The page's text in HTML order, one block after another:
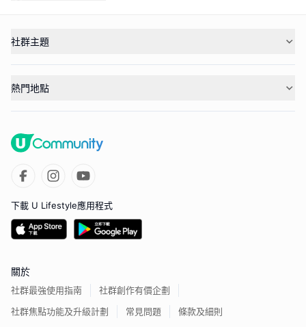
社群主題
熱門地點
下載 U Lifestyle應用程式
關於
社群最強使用指南
社群創作有價企劃
社群焦點功能及升級計劃
常見問題 條款及細則